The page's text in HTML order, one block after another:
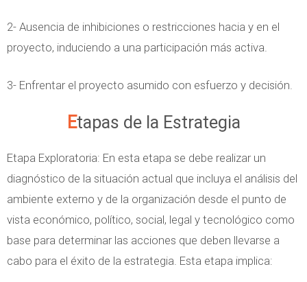
2- Ausencia de inhibiciones o restricciones hacia y en el
proyecto, induciendo a una participación más activa.
3- Enfrentar el proyecto asumido con esfuerzo y decisión.
Etapas de la Estrategia
Etapa Exploratoria: En esta etapa se debe realizar un
diagnóstico de la situación actual que incluya el análisis del
ambiente externo y de la organización desde el punto de
vista económico, político, social, legal y tecnológico como
base para determinar las acciones que deben llevarse a
cabo para el éxito de la estrategia. Esta etapa implica: